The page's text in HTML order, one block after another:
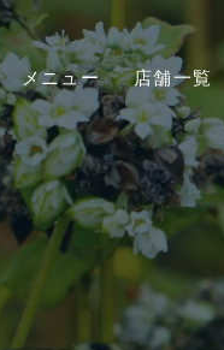
メニュー 店舗一覧